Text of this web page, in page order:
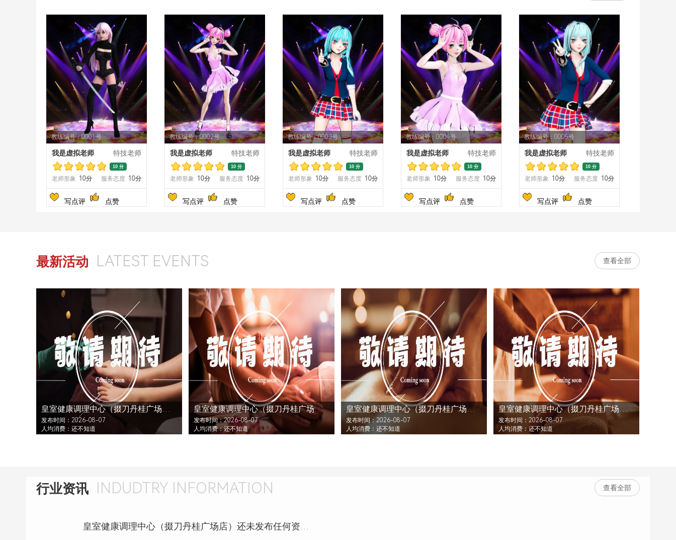
教练编号：0001号
我是虚拟老师 特技老师
10 分
老师形象 10分 服务态度 10分
写点评 点赞
教练编号：0002号
我是虚拟老师 特技老师
10 分
老师形象 10分 服务态度 10分
写点评 点赞
教练编号：0003号
我是虚拟老师 特技老师
10 分
老师形象 10分 服务态度 10分
写点评 点赞
教练编号：0004号
我是虚拟老师 特技老师
10 分
老师形象 10分 服务态度 10分
写点评 点赞
教练编号：0005号
我是虚拟老师 特技老师
10 分
老师形象 10分 服务态度 10分
写点评 点赞
最新活动 LATEST EVENTS 查看全部
皇室健康调理中心（掇刀丹桂广场店）还没发布活动
发布时间：2026-08-07
人均消费：还不知道
皇室健康调理中心（掇刀丹桂广场店）还没发布活动
发布时间：2026-08-07
人均消费：还不知道
皇室健康调理中心（掇刀丹桂广场店）还没发布活动
发布时间：2026-08-07
人均消费：还不知道
皇室健康调理中心（掇刀丹桂广场店）还没发布活动
发布时间：2026-08-07
人均消费：还不知道
行业资讯 INDUDTRY INFORMATION 查看全部